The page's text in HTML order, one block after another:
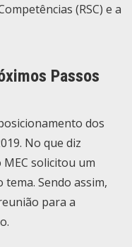
(RSC) e a
Passos
dos
No que diz
solicitou um
Sendo assim,
para a